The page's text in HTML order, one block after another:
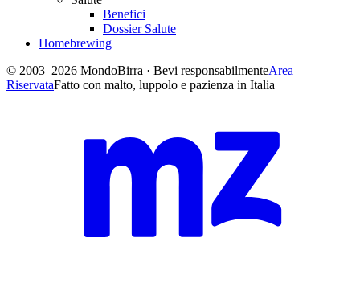
Benefici
Dossier Salute
Homebrewing
© 2003–2026 MondoBirra · Bevi responsabilmenteArea
RiservataFatto con malto, luppolo e pazienza in Italia